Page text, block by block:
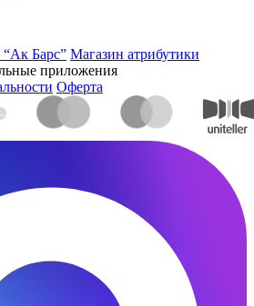
Барс” Магазин атрибутики
приложения
Оферта